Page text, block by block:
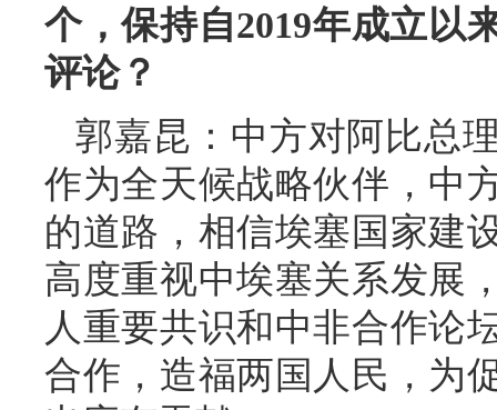
个，保持自2019年成立以
评论？
郭嘉昆：中方对阿比总
作为全天候战略伙伴，中
的道路，相信埃塞国家建
高度重视中埃塞关系发展
人重要共识和中非合作论
合作，造福两国人民，为